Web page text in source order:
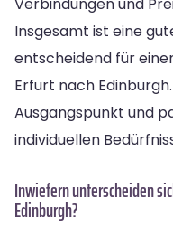
Insgesamt ist eine
entscheidend für
Erfurt nach
Ausgangspunkt und
individuellen
Inwiefern unterscheiden
Edinburgh?